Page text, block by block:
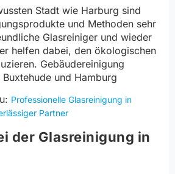
Stadt wie Harburg sind
und Methoden sehr
Glasreiniger und wieder
helfen dabei, den ökologischen
Gebäudereinigung
und Hamburg
Professionelle Glasreinigung in
Partner
der Glasreinigung in